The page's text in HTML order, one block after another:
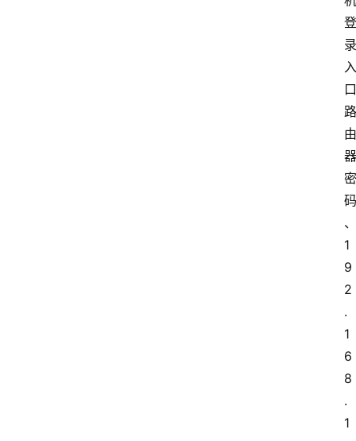
登
录
入
口
路
由
器
密
码
、
1
9
2
.
1
6
8
.
1